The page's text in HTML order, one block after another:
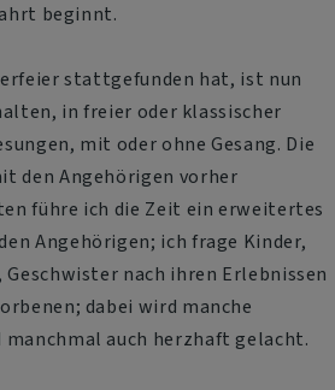
beginnt.
stattgefunden hat, ist nun
in freier oder klassischer
mit oder ohne Gesang. Die
den Angehörigen vorher
führe ich die Zeit ein erweitertes
Angehörigen; ich frage Kinder,
nach ihren Erlebnissen
dabei wird manche
auch herzhaft gelacht.